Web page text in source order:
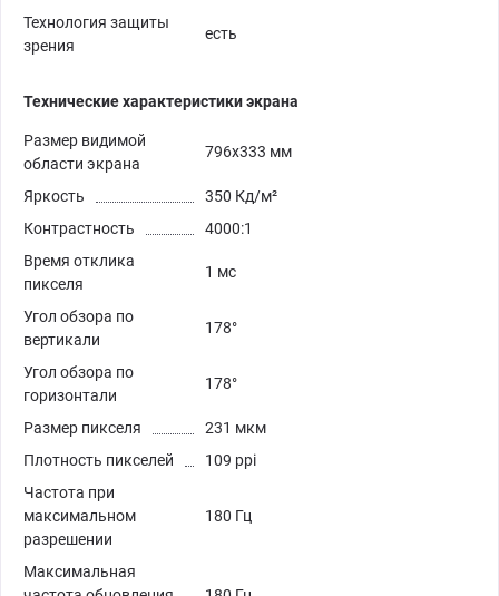
Технология защиты
зрения
есть
Технические характеристики экрана
Размер видимой
области экрана
796x333 мм
Яркость
350 Кд/м²
Контрастность
4000:1
Время отклика
пикселя
1 мс
Угол обзора по
вертикали
178°
Угол обзора по
горизонтали
178°
Размер пикселя
231 мкм
Плотность пикселей
109 ppi
Частота при
максимальном
разрешении
180 Гц
Максимальная